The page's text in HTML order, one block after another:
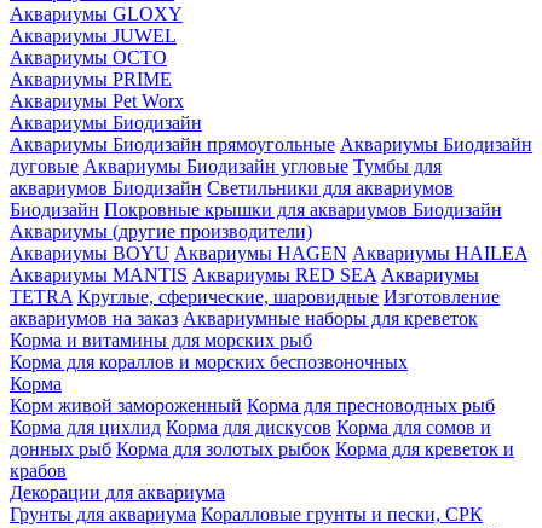
Аквариумы GLOXY
Аквариумы JUWEL
Аквариумы OCTO
Аквариумы PRIME
Аквариумы Pet Worx
Аквариумы Биодизайн
Аквариумы Биодизайн прямоугольные Аквариумы Биодизайн
дуговые Аквариумы Биодизайн угловые Тумбы для
аквариумов Биодизайн Светильники для аквариумов
Биодизайн Покровные крышки для аквариумов Биодизайн
Аквариумы (другие производители)
Аквариумы BOYU Аквариумы HAGEN Аквариумы HAILEA
Аквариумы MANTIS Аквариумы RED SEA Аквариумы
TETRA Круглые, сферические, шаровидные Изготовление
аквариумов на заказ Аквариумные наборы для креветок
Корма и витамины для морских рыб
Корма для кораллов и морских беспозвоночных
Корма
Корм живой замороженный Корма для пресноводных рыб
Корма для цихлид Корма для дискусов Корма для сомов и
донных рыб Корма для золотых рыбок Корма для креветок и
крабов
Декорации для аквариума
Грунты для аквариума Коралловые грунты и пески, СРК